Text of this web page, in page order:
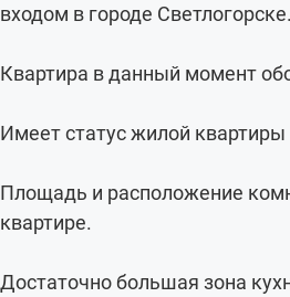
входом в городе Светлогорске.
Квартира в данный момент
Имеет статус жилой квартиры
Площадь и расположение
квартире.
Достаточно большая зона